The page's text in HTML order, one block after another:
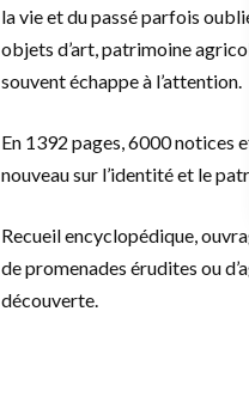
la vie et du passé parfois
objets d’art, patrimoine
souvent échappe à l’attention.
En 1392 pages, 6000 notices
nouveau sur l’identité et le
Recueil encyclopédique,
de promenades érudites ou
découverte.